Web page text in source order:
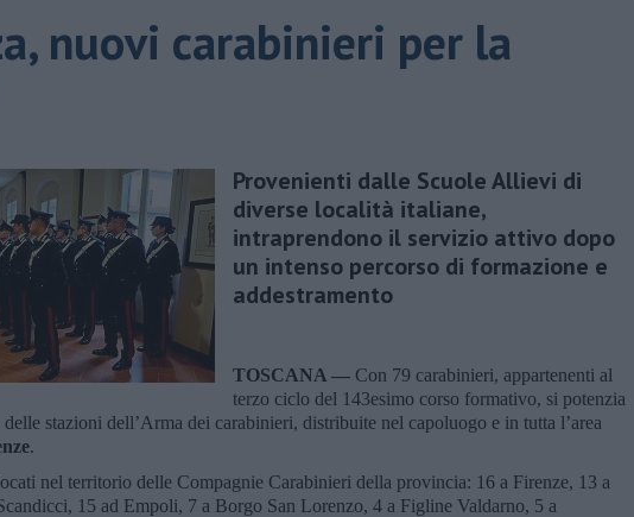
nuovi carabinieri per la
Provenienti dalle Scuole Allievi di
diverse località italiane,
intraprendono il servizio attivo dopo
un intenso percorso di formazione e
addestramento
TOSCANA — Con 79 carabinieri, appartenenti al
terzo ciclo del 143esimo corso formativo, si potenzia
stazioni dell’Arma dei carabinieri, distribuite nel capoluogo e in tutta l’area
.
nel territorio delle Compagnie Carabinieri della provincia: 16 a Firenze, 13 a
15 ad Empoli, 7 a Borgo San Lorenzo, 4 a Figline Valdarno, 5 a